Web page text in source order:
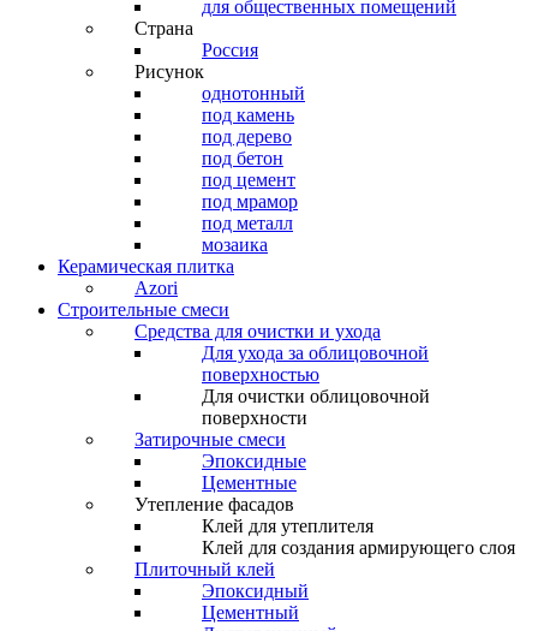
для общественных помещений
Страна
Россия
Рисунок
однотонный
под камень
под дерево
под бетон
под цемент
под мрамор
под металл
мозаика
Керамическая плитка
Azori
Строительные смеси
Средства для очистки и ухода
Для ухода за облицовочной
поверхностью
Для очистки облицовочной
поверхности
Затирочные смеси
Эпоксидные
Цементные
Утепление фасадов
Клей для утеплителя
Клей для создания армирующего слоя
Плиточный клей
Эпоксидный
Цементный